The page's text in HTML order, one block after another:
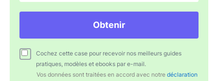
Obtenir
Cochez cette case pour recevoir nos meilleurs guides
pratiques, modèles et ebooks par e-mail.
Vos données sont traitées en accord avec notre déclaration